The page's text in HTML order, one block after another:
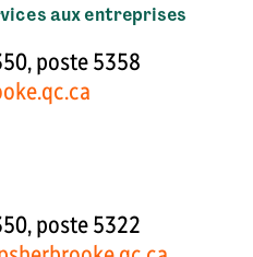
aux entreprises
poste 5358
poste 5322